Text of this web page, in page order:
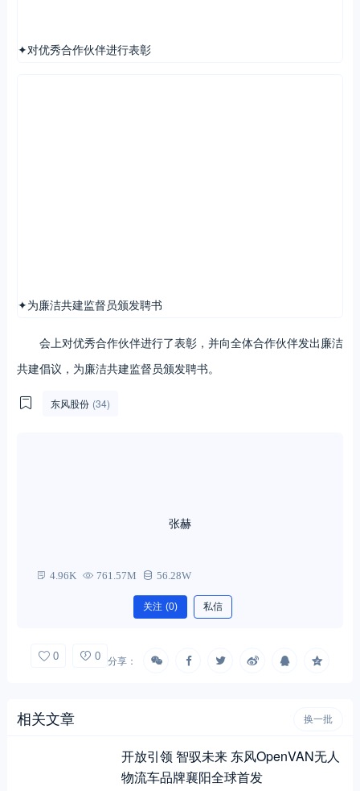
✦对优秀合作伙伴进行表彰
✦为廉洁共建监督员颁发聘书
会上对优秀合作伙伴进行了表彰，并向全体合作伙伴发出廉洁
共建倡议，为廉洁共建监督员颁发聘书。
东风股份 (34)
张赫
4.96K 761.57M 56.28W
关注 (0) 私信
0 0 分享：
相关文章 换一批
开放引领 智驭未来 东风OpenVAN无人
物流车品牌襄阳全球首发